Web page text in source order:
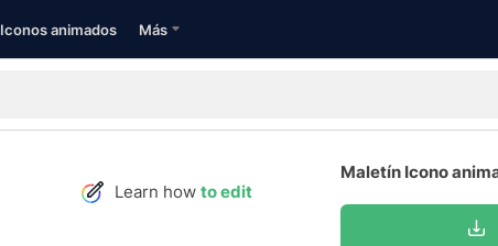
Iconos animados Más
Learn how to edit
Maletín Icono